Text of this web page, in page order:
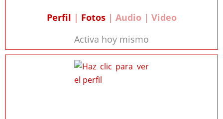
Perfil | Fotos| Audio | Video
Activa hoy mismo